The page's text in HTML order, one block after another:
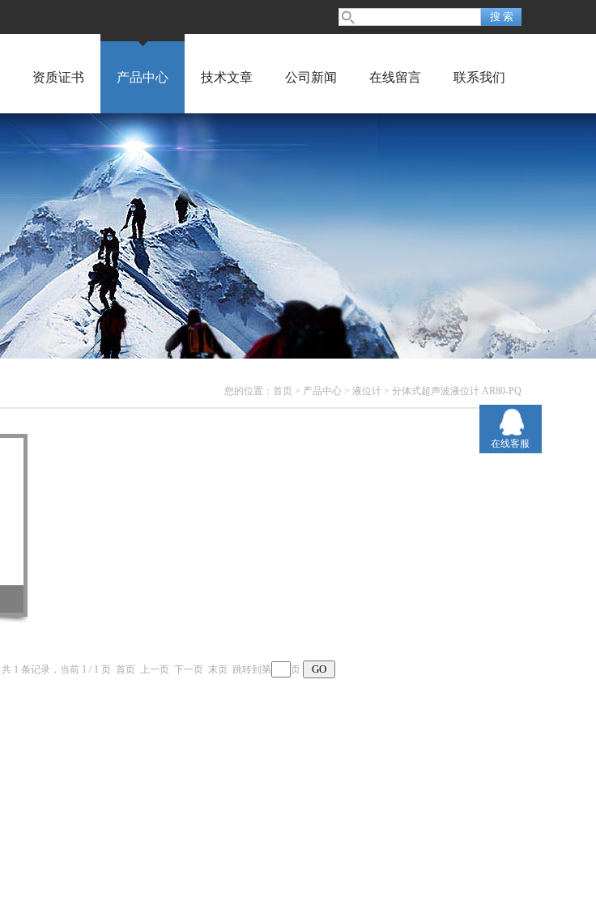
资质证书 产品中心 技术文章 公司新闻 在线留言 联系我们
您的位置： 首页 > 产品中心 > 液位计 > 分体式超声波液位计 AR80-PQ
共 1 条记录，当前 1 / 1 页 首页 上一页 下一页 末页 跳转到第 页
在线客服